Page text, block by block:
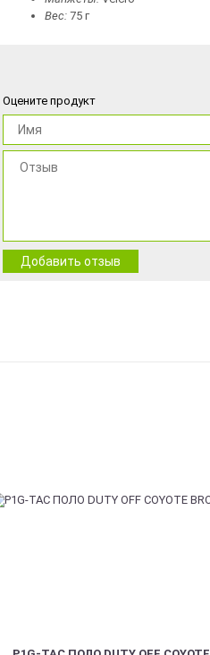
Вес: 75 г
Оцените продукт
Добавить отзыв